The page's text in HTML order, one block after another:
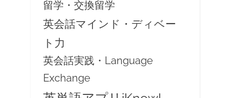
留学・交換留学
英会話マインド・ディベー
ト力
英会話実践・Language
Exchange